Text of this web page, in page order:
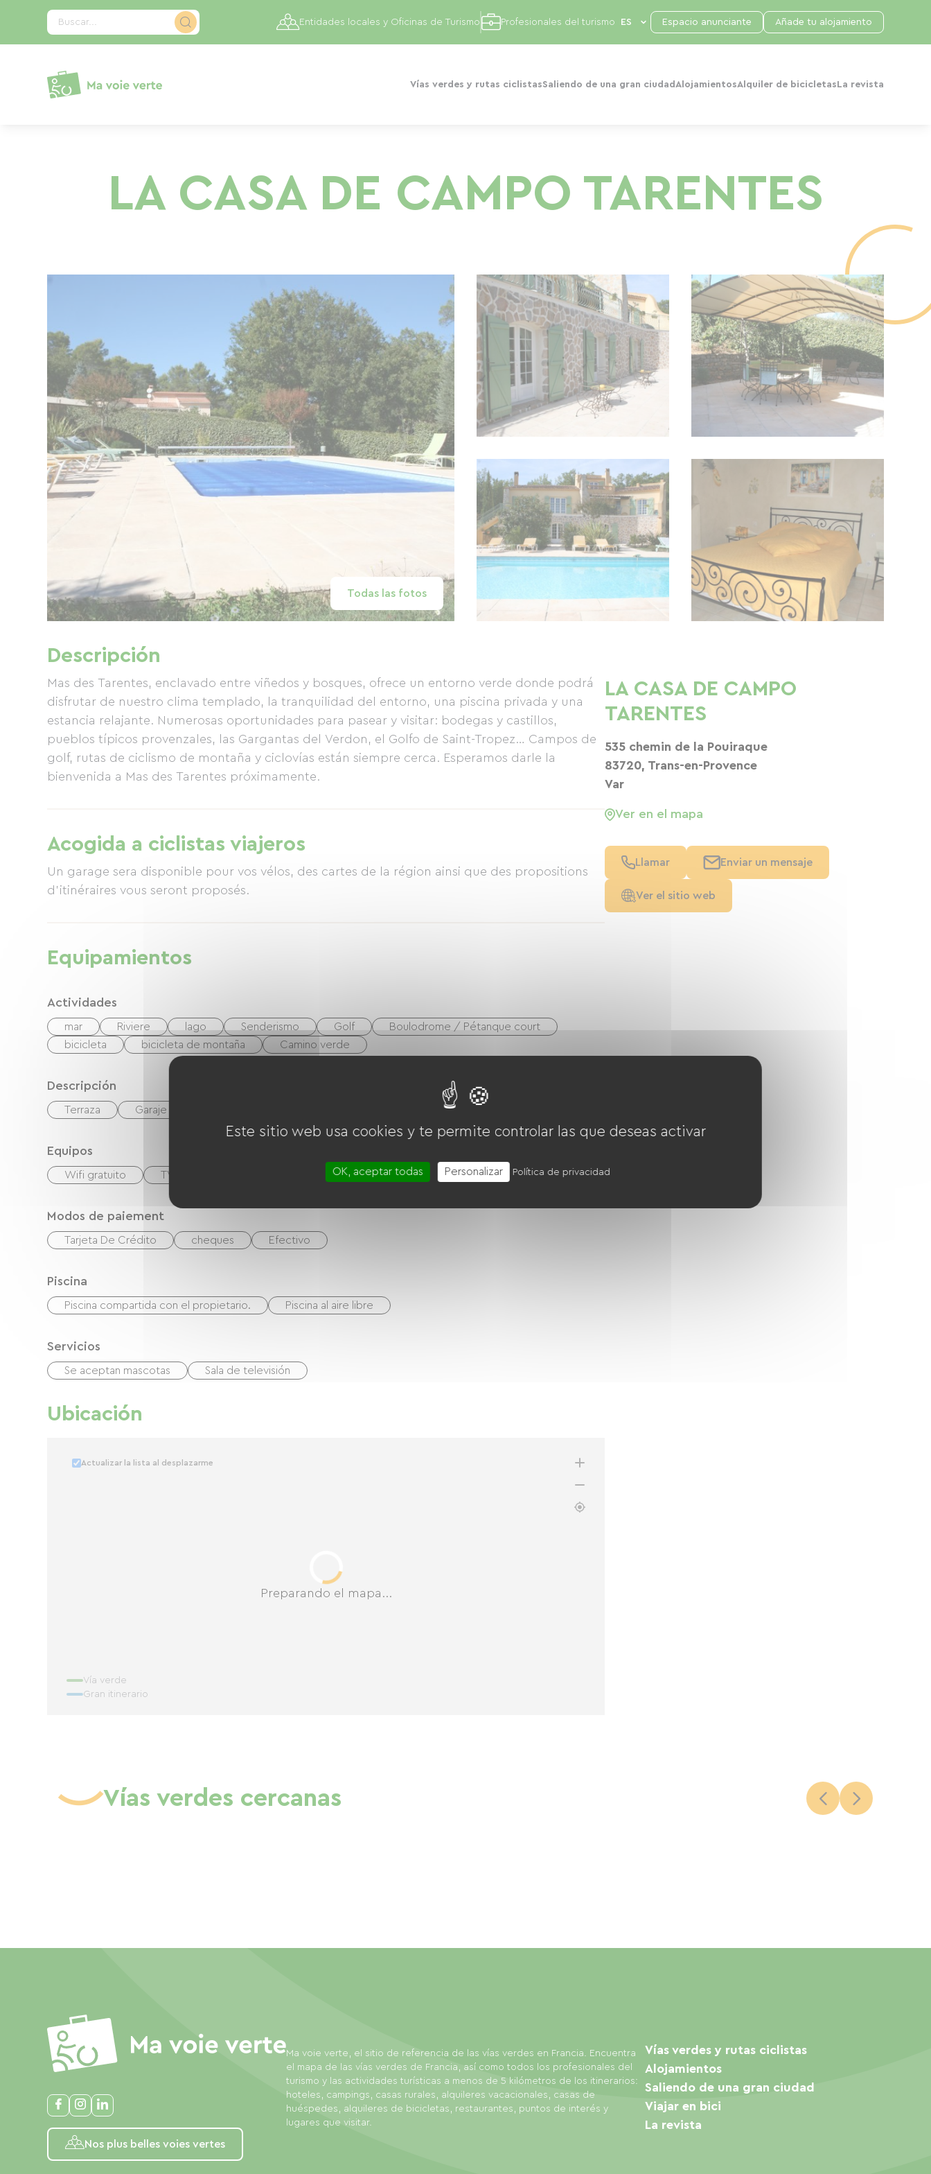
Buscar...
Vías verdes y rutas ciclistasSaliendo de una gran ciudad AlojamientosAlquiler de bicicletas La revista
Entidades locales y Oficinas de Turismo Profesionales del turismo Espacio anunciante Añade tu alojamiento
LA CASA DE CAMPO TARENTES
Todas las fotos
Descripción
Mas des Tarentes, enclavado entre viñedos y bosques, ofrece un entorno verde donde podrá
disfrutar de nuestro clima templado, la tranquilidad del entorno, una piscina privada y una
estancia relajante. Numerosas oportunidades para pasear y visitar: bodegas y castillos,
pueblos típicos provenzales, las Gargantas del Verdon, el Golfo de Saint-Tropez… Campos de
golf, rutas de ciclismo de montaña y ciclovías están siempre cerca. Esperamos darle la
bienvenida a Mas des Tarentes próximamente.
Acogida a ciclistas viajeros
Un garage sera disponible pour vos vélos, des cartes de la région ainsi que des propositions
d'itinéraires vous seront proposés.
Equipamientos
Actividades
mar Riviere lago Senderismo Golf
Boulodrome / Pétanque court
bicicleta
bicicleta de montaña Camino verde
Descripción
Terraza Garaje
Equipos
Wifi gratuito TV Salón de jardín Secador de pelo
Modos de paiement
Tarjeta De Crédito cheques Efectivo
Piscina
Piscina compartida con el propietario. Piscina al aire libre
Servicios
Se aceptan mascotas Sala de televisión
Ubicación
Preparando el mapa...
Actualizar la lista al desplazarme
Vía verde
Gran itinerario
LA CASA DE CAMPO
TARENTES
535 chemin de la Pouiraque
83720, Trans-en-Provence
Var
Ver en el mapa
Llamar Enviar un mensaje
Ver el sitio web
Vías verdes cercanas
Nos plus belles voies vertes
Ma voie verte, el sitio de referencia de las vías verdes en Francia. Encuentra
el mapa de las vías verdes de Francia, así como todos los profesionales del
turismo y las actividades turísticas a menos de 5 kilómetros de los itinerarios:
hoteles, campings, casas rurales, alquileres vacacionales, casas de
huéspedes, alquileres de bicicletas, restaurantes, puntos de interés y
lugares que visitar.
Vías verdes y rutas ciclistas
Alojamientos
Saliendo de una gran ciudad
Viajar en bici
La revista
Panel de gestión de cookies
Este sitio web usa cookies y te permite controlar las que deseas activar
OK, aceptar todas Personalizar Política de privacidad